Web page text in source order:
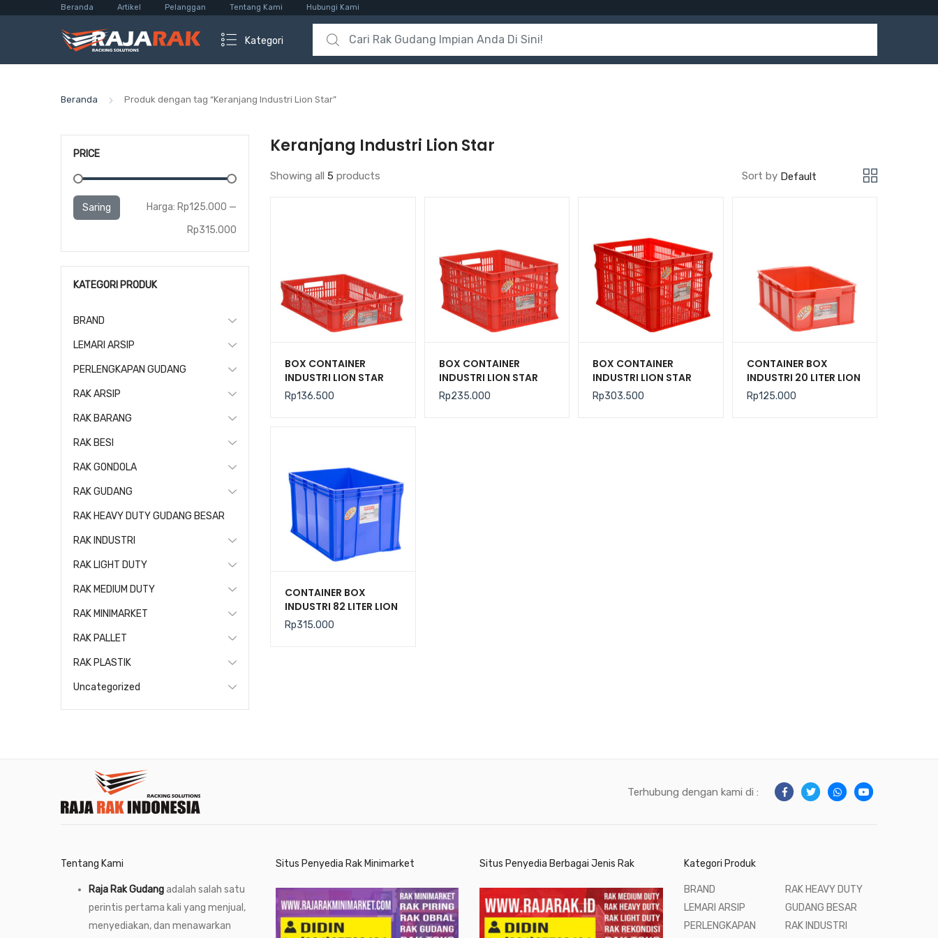
Beranda Artikel Pelanggan Tentang Kami Hubungi Kami
Kategori
Search for:
Beranda Produk dengan tag “Keranjang Industri Lion Star”
Keranjang Industri Lion Star
Showing all 5 products Sort by
BOX CONTAINER
INDUSTRI LION STAR
TIPE IC-27 FORTE
CRATE 301 UK. 600 x
Rp136.500
BOX CONTAINER
INDUSTRI LION STAR
TIPE IC-28 FORTE
CRATE 302
Rp235.000
BOX CONTAINER
INDUSTRI LION STAR
TIPE IC-29 FORTE
CRATE 303
Rp303.500
CONTAINER BOX
INDUSTRI 20 LITER LION
STAR IC-36 FORTE
CRATE 101 UKURAN
Rp125.000
CONTAINER BOX
INDUSTRI 82 LITER LION
STAR IC-33 FORTE
CRATE 203 UKURAN
Rp315.000
PRICE
Saring Harga: Rp125.000 —
Rp315.000
KATEGORI PRODUK
BRAND
LEMARI ARSIP
PERLENGKAPAN GUDANG
RAK ARSIP
RAK BARANG
RAK BESI
RAK GONDOLA
RAK GUDANG
RAK HEAVY DUTY GUDANG BESAR
RAK INDUSTRI
RAK LIGHT DUTY
RAK MEDIUM DUTY
RAK MINIMARKET
RAK PALLET
RAK PLASTIK
Uncategorized
Terhubung dengan kami di :
Tentang Kami
Raja Rak Gudangadalah salah satu
perintis pertama kali yang menjual,
menyediakan, dan menawarkan
Situs Penyedia Rak Minimarket Situs Penyedia Berbagai Jenis Rak Kategori Produk
BRAND
LEMARI ARSIP
PERLENGKAPAN
RAK HEAVY DUTY
GUDANG BESAR
RAK INDUSTRI